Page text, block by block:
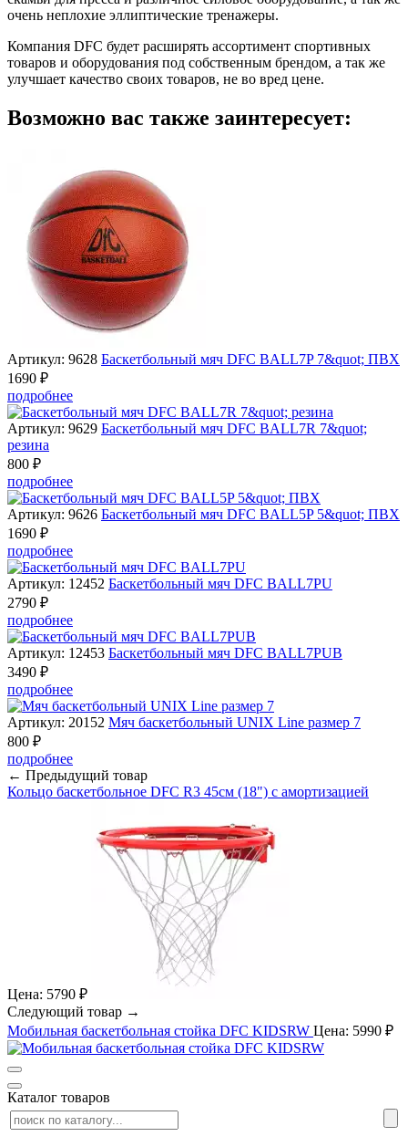
очень неплохие эллиптические тренажеры.
Компания DFC будет расширять ассортимент спортивных
товаров и оборудования под собственным брендом, а так же
улучшает качество своих товаров, не во вред цене.
Возможно вас также заинтересует:
Артикул: 9628 Баскетбольный мяч DFC BALL7P 7&quot; ПВХ
1690 ₽
подробнее
Артикул: 9629 Баскетбольный мяч DFC BALL7R 7&quot;
резина
800 ₽
подробнее
Артикул: 9626 Баскетбольный мяч DFC BALL5P 5&quot; ПВХ
1690 ₽
подробнее
Артикул: 12452 Баскетбольный мяч DFC BALL7PU
2790 ₽
подробнее
Артикул: 12453 Баскетбольный мяч DFC BALL7PUB
3490 ₽
подробнее
Артикул: 20152 Мяч баскетбольный UNIX Line размер 7
800 ₽
подробнее
← Предыдущий товар
Кольцо баскетбольное DFC R3 45см (18") с амортизацией
Цена: 5790 ₽
Следующий товар →
Мобильная баскетбольная стойка DFC KIDSRW Цена: 5990 ₽
Каталог товаров